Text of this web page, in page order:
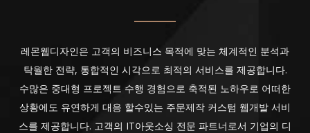
레몬웹디자인은 고객의 비즈니스 목적에 맞는 체계적인 분석과
탁월한 전략, 통합적인 시각으로 최적의 서비스를 제공합니다.
수많은 중대형 프로젝트 수행 경험으로 축적된 노하우로 어떠한
상황에도 유연하게 대응 할수있는 주문제작 커스텀 웹개발 서비
스를 제공합니다. 고객의 IT아웃소싱 전문 파트너로서 기업의 디